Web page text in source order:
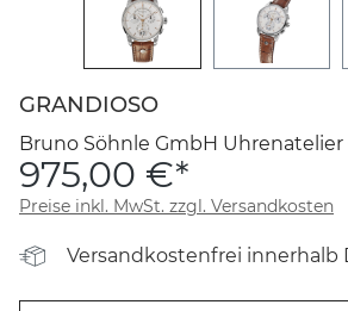
GRANDIOSO
Bruno Söhnle GmbH Uhrenatelier
975,00 €*
Preise inkl. MwSt. zzgl. Versandkosten
Versandkostenfrei innerhalb